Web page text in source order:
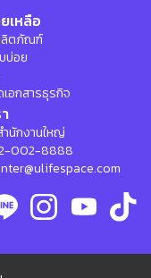
เหลือ
ลิตภัณฑ์
บ่อย
เอกสารธุรกิจ
ำนักงานใหญ่
002-8888